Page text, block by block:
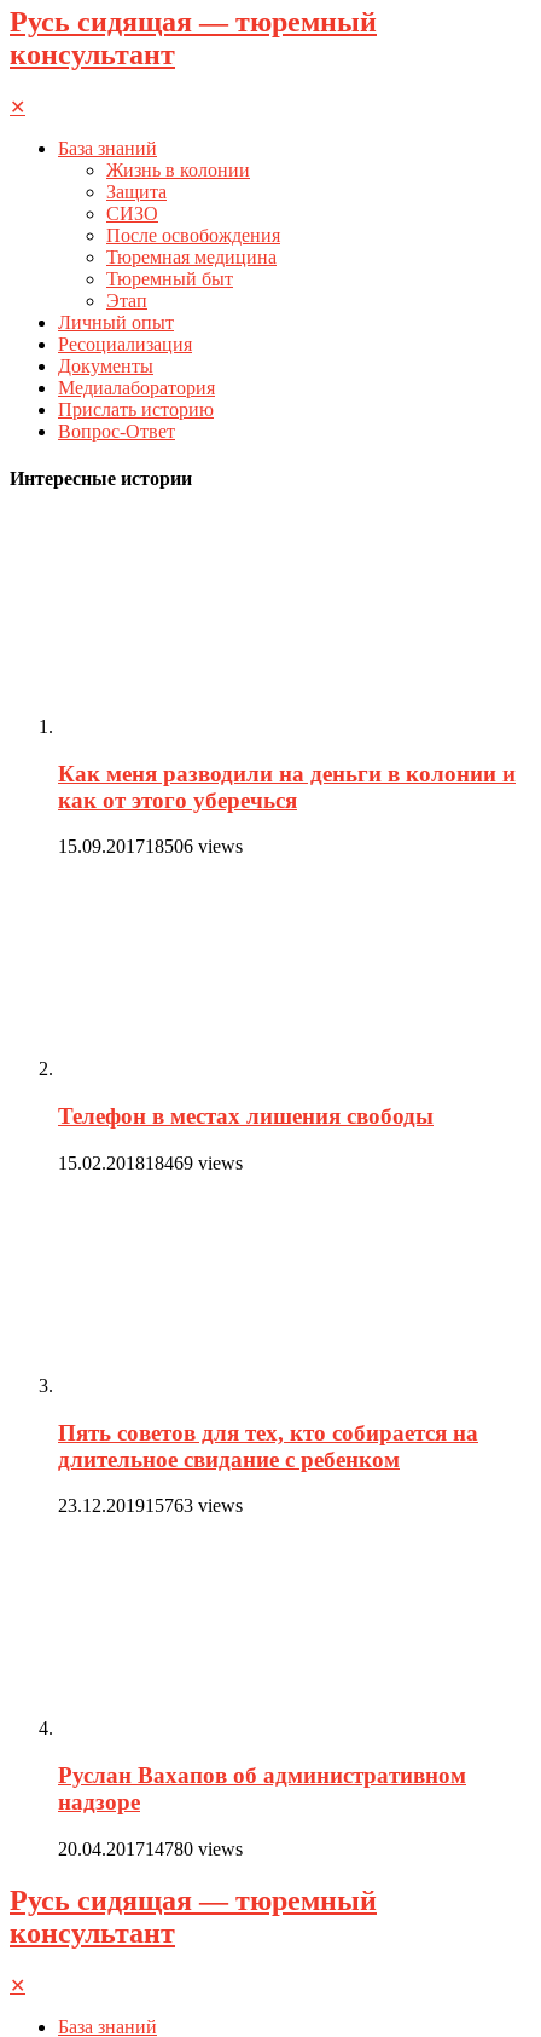
Русь сидящая — тюремный
консультант
✕
База знаний
Жизнь в колонии
Защита
СИЗО
После освобождения
Тюремная медицина
Тюремный быт
Этап
Личный опыт
Ресоциализация
Документы
Медиалаборатория
Прислать историю
Вопрос-Ответ
Интересные истории
Как меня разводили на деньги в колонии и
как от этого уберечься
15.09.201718506 views
Телефон в местах лишения свободы
15.02.201818469 views
Пять советов для тех, кто собирается на
длительное свидание с ребенком
23.12.201915763 views
Руслан Вахапов об административном
надзоре
20.04.201714780 views
Русь сидящая — тюремный
консультант
✕
База знаний